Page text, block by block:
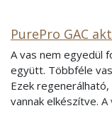
PurePro GAC
A vas nem egyedül
együtt. Többféle
Ezek
vannak elkészítve.
közül a Pyrolox